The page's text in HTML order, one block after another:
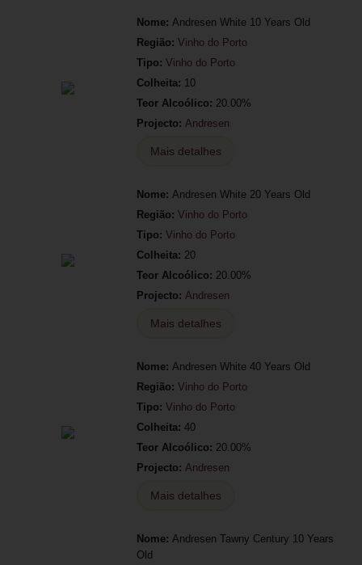
Nome: Andresen White 10 Years Old
Região: Vinho do Porto
Tipo: Vinho do Porto
Colheita: 10
Teor Alcoólico: 20.00%
Projecto: Andresen
Mais detalhes
Nome: Andresen White 20 Years Old
Região: Vinho do Porto
Tipo: Vinho do Porto
Colheita: 20
Teor Alcoólico: 20.00%
Projecto: Andresen
Mais detalhes
Nome: Andresen White 40 Years Old
Região: Vinho do Porto
Tipo: Vinho do Porto
Colheita: 40
Teor Alcoólico: 20.00%
Projecto: Andresen
Mais detalhes
Nome: Andresen Tawny Century 10 Years
Old